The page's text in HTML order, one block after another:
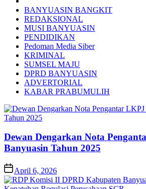
BANYUASIN BANGKIT
REDAKSIONAL
MUSI BANYUASIN
PENDIDIKAN
Pedoman Media Siber
KRIMINAL
SUMSEL MAJU
DPRD BANYUASIN
ADVERTORIAL
KABAR PRABUMULIH
Dewan Dengarkan Nota
Banyuasin Tahun 2025
April 6, 2026